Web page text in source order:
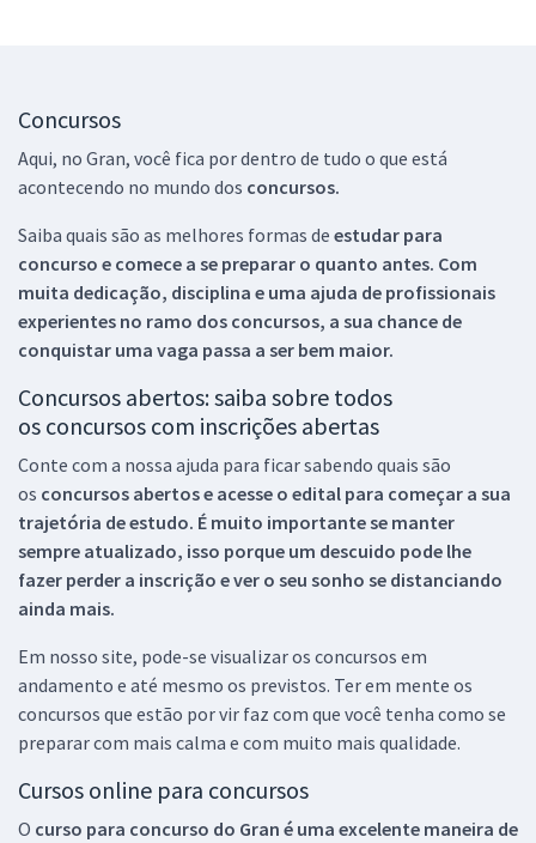
Concursos
Aqui, no Gran, você fica por dentro de tudo o que está
acontecendo no mundo dos concursos.
Saiba quais são as melhores formas de estudar para
concurso e comece a se preparar o quanto antes. Com
muita dedicação, disciplina e uma ajuda de profissionais
experientes no ramo dos concursos, a sua chance de
conquistar uma vaga passa a ser bem maior.
Concursos abertos: saiba sobre todos
os concursos com inscrições abertas
Conte com a nossa ajuda para ficar sabendo quais são
os concursos abertos e acesse o edital para começar a sua
trajetória de estudo. É muito importante se manter
sempre atualizado, isso porque um descuido pode lhe
fazer perder a inscrição e ver o seu sonho se distanciando
ainda mais.
Em nosso site, pode-se visualizar os concursos em
andamento e até mesmo os previstos. Ter em mente os
concursos que estão por vir faz com que você tenha como se
preparar com mais calma e com muito mais qualidade.
Cursos online para concursos
O curso para concurso do Gran é uma excelente maneira de